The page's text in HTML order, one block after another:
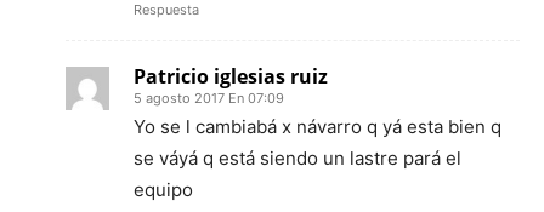
Respuesta
Patricio iglesias ruiz
5 agosto 2017 En 07:09
Yo se l cambiabá x návarro q yá esta bien q
se váyá q está siendo un lastre pará el
equipo